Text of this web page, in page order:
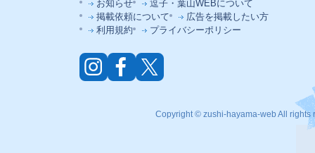
お知らせ
逗子・葉山WEBについて
掲載依頼について
広告を掲載したい方
利用規約
プライバシーポリシー
Copyright © zushi-hayama-web All rights